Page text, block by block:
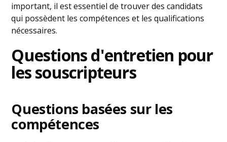
important, il est essentiel de trouver des candidats
qui possèdent les compétences et les qualifications
nécessaires.
Questions d'entretien pour
les souscripteurs
Questions basées sur les
compétences